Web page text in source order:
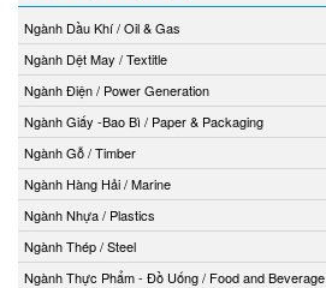
Ngành Dầu Khí / Oil & Gas
Ngành Dệt May / Textitle
Ngành Điện / Power Generation
Ngành Giấy -Bao Bì / Paper & Packaging
Ngành Gỗ / Timber
Ngành Hàng Hải / Marine
Ngành Nhựa / Plastics
Ngành Thép / Steel
Ngành Thực Phẩm - Đồ Uống / Food and Beverage